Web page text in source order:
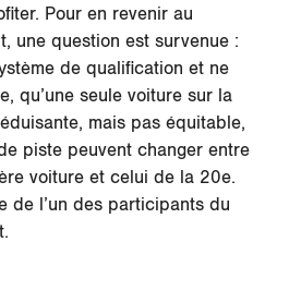
Pour en revenir au
une question est survenue :
de qualification et ne
qu’une seule voiture sur la
mais pas équitable,
piste peuvent changer entre
voiture et celui de la 20e.
de l’un des participants du